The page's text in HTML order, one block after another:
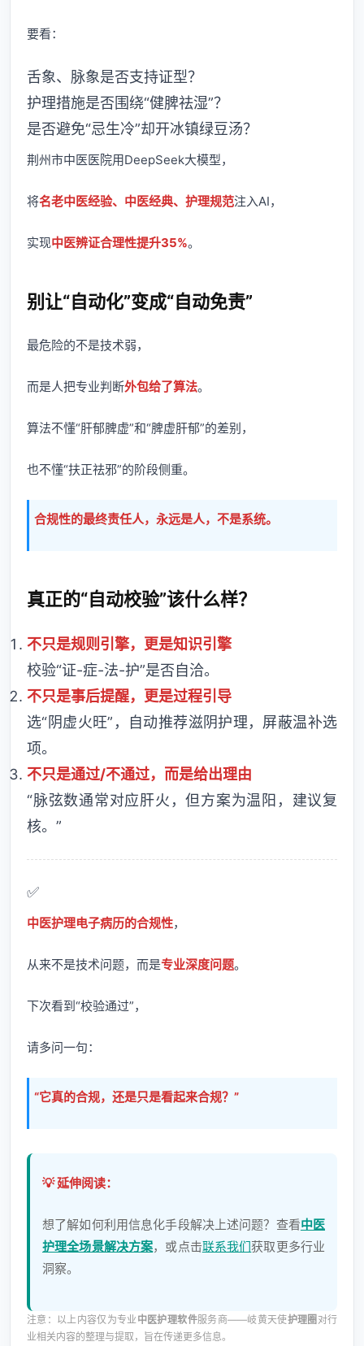
要看：
舌象、脉象是否支持证型？
护理措施是否围绕“健脾祛湿”？
是否避免“忌生冷”却开冰镇绿豆汤？
荆州市中医医院用DeepSeek大模型，
将名老中医经验、中医经典、护理规范注入AI，
实现中医辨证合理性提升35%。
别让“自动化”变成“自动免责”
最危险的不是技术弱，
而是人把专业判断外包给了算法。
算法不懂“肝郁脾虚”和“脾虚肝郁”的差别，
也不懂“扶正祛邪”的阶段侧重。
合规性的最终责任人，永远是人，不是系统。
真正的“自动校验”该什么样？
不只是规则引擎，更是知识引擎
校验“证-症-法-护”是否自洽。
不只是事后提醒，更是过程引导
选“阴虚火旺”，自动推荐滋阴护理，屏蔽温补选
项。
不只是通过/不通过，而是给出理由
“脉弦数通常对应肝火，但方案为温阳，建议复
核。”
✅
中医护理电子病历的合规性，
从来不是技术问题，而是专业深度问题。
下次看到“校验通过”，
请多问一句：
“它真的合规，还是只是看起来合规？”
💡 延伸阅读：
想了解如何利用信息化手段解决上述问题？查看中医
护理全场景解决方案，或点击联系我们获取更多行业
洞察。
注意：以上内容仅为专业中医护理软件服务商——岐黄天使护理圈 对行
业相关内容的整理与提取，旨在传递更多信息。